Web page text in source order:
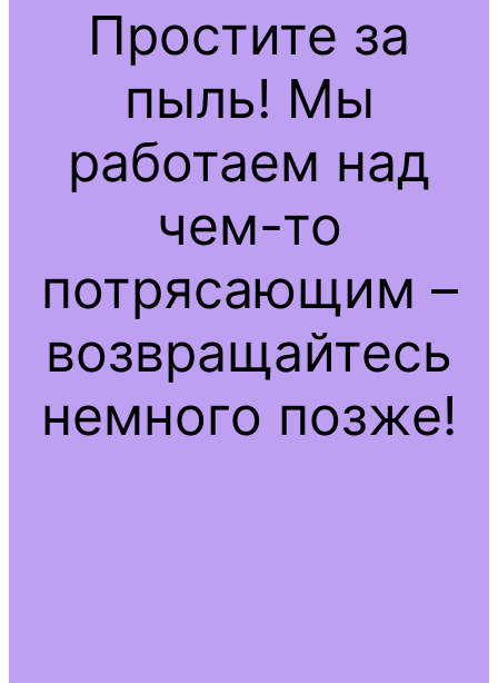
Простите за
пыль! Мы
работаем над
чем-то
потрясающим –
возвращайтесь
немного позже!